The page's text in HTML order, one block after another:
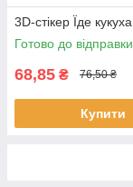
3D-стікер Їде кукуха
Готово до відправки
68,85 ₴ 76,50 ₴
Купити